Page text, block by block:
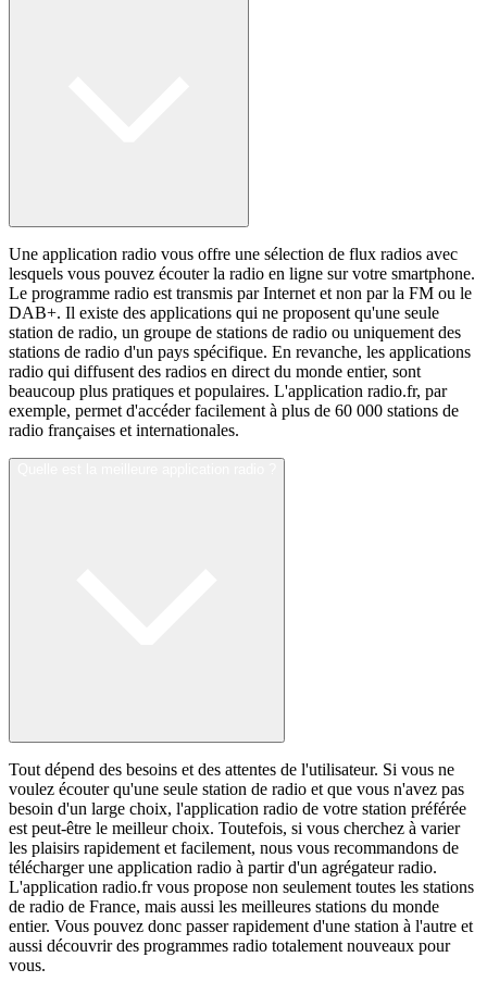
Une application radio vous offre une sélection de flux radios avec
lesquels vous pouvez écouter la radio en ligne sur votre smartphone.
Le programme radio est transmis par Internet et non par la FM ou le
DAB+. Il existe des applications qui ne proposent qu'une seule
station de radio, un groupe de stations de radio ou uniquement des
stations de radio d'un pays spécifique. En revanche, les applications
radio qui diffusent des radios en direct du monde entier, sont
beaucoup plus pratiques et populaires. L'application radio.fr, par
exemple, permet d'accéder facilement à plus de 60 000 stations de
radio françaises et internationales.
Tout dépend des besoins et des attentes de l'utilisateur. Si vous ne
voulez écouter qu'une seule station de radio et que vous n'avez pas
besoin d'un large choix, l'application radio de votre station préférée
est peut-être le meilleur choix. Toutefois, si vous cherchez à varier
les plaisirs rapidement et facilement, nous vous recommandons de
télécharger une application radio à partir d'un agrégateur radio.
L'application radio.fr vous propose non seulement toutes les stations
de radio de France, mais aussi les meilleures stations du monde
entier. Vous pouvez donc passer rapidement d'une station à l'autre et
aussi découvrir des programmes radio totalement nouveaux pour
vous.